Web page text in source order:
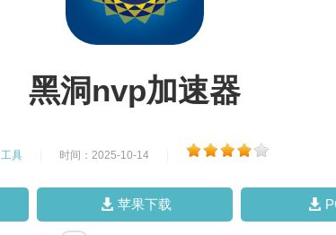
黑洞nvp加速器
工具 时间：2025-10-14
苹果下载